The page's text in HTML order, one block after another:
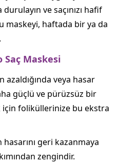
ve saçınızı hafif
maskeyi, haftada bir ya da
Saç Maskesi
veya hasar
güçlü ve pürüzsüz bir
için foliküllerinize bu ekstra
geri kazanmaya
zengindir.